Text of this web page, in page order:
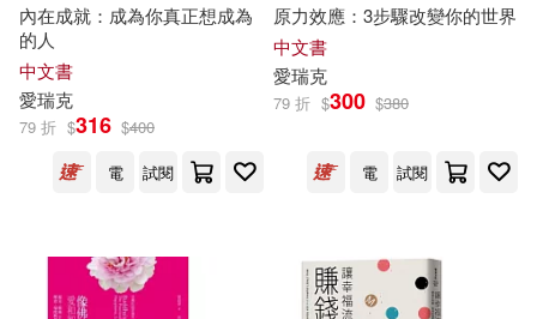
措尼仁波切(3)
艾瑞克．史旺森(3) 黃常德(3)
德瑞克・金尼(2)
瑪佑克．亨瑞克斯 Marjoke Henrich
新樂園(9)
EuroArts(6)
Linfair Records Limited(5)
Naxos(5) SONY MUSIC(5)
配送方式 (可複選)
可海外宅配(137)
內在成就：成為你真正想成為
的人
中文書
愛瑞克
79 折 $316 $400
電
試閱
原力效應：3步驟改變你的世界
中文書
愛瑞克
79 折 $300 $380
電 試閱